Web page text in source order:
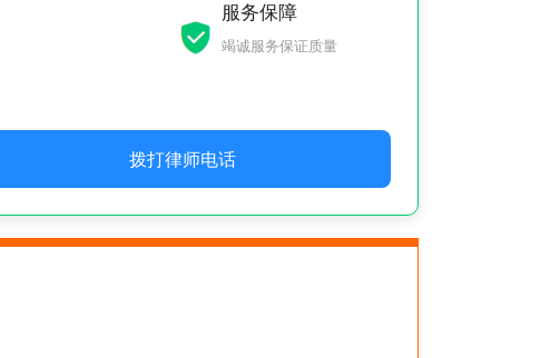
服务保障
竭诚服务保证质量
拨打律师电话